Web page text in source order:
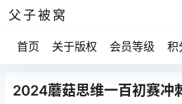
父子被窝
首页 关于版权 会员等级 积
2024蘑菇思维一百初赛冲